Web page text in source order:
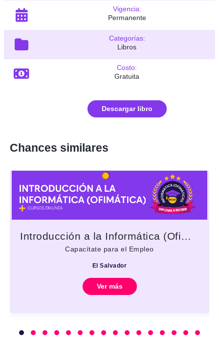
Vigencia:
Permanente
Categorías:
Libros
Costo:
Gratuita
Descargar libro
Chances similares
Introducción a la Informática (Ofimática)
Capacítate para el Empleo
El Salvador
Ver más